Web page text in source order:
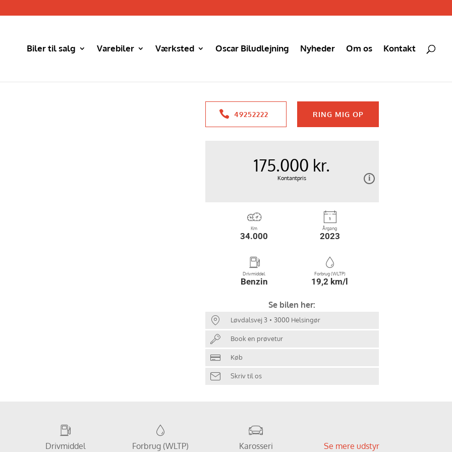
Biler til salg Varebiler Værksted Oscar Biludlejning Nyheder Om os Kontakt
49252222 RING MIG OP
175.000 kr.
Kontantpris
Km
34.000
Årgang
2023
Drivmiddel
Benzin
Forbrug (WLTP)
19,2 km/l
Se bilen her:
Løvdalsvej 3 3000 Helsingør
Book en prøvetur
Køb
Skriv til os
Drivmiddel Forbrug (WLTP) Karosseri Se mere udstyr